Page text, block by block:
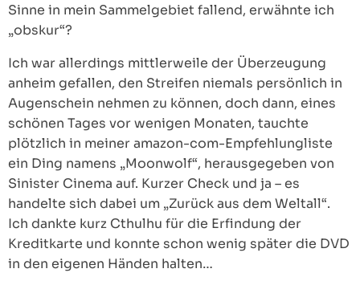
Sinne in mein Sammelgebiet fallend, erwähnte ich
„obskur“?
Ich war allerdings mittlerweile der Überzeugung
anheim gefallen, den Streifen niemals persönlich in
Augenschein nehmen zu können, doch dann, eines
schönen Tages vor wenigen Monaten, tauchte
plötzlich in meiner amazon-com-Empfehlungliste
ein Ding namens „Moonwolf“, herausgegeben von
Sinister Cinema auf. Kurzer Check und ja – es
handelte sich dabei um „Zurück aus dem Weltall“.
Ich dankte kurz Cthulhu für die Erfindung der
Kreditkarte und konnte schon wenig später die DVD
in den eigenen Händen halten…